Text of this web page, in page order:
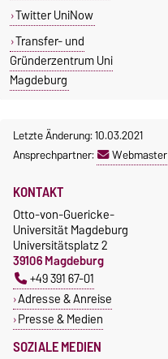
Twitter UniNow
Transfer- und
Gründerzentrum Uni
Magdeburg
Letzte Änderung: 10.03.2021
Ansprechpartner:
Webmaster
SOZIALE MEDIEN
KONTAKT
Otto-von-Guericke-
Universität Magdeburg
Universitätsplatz 2
39106 Magdeburg
+49 391 67-01
Adresse & Anreise
Presse & Medien